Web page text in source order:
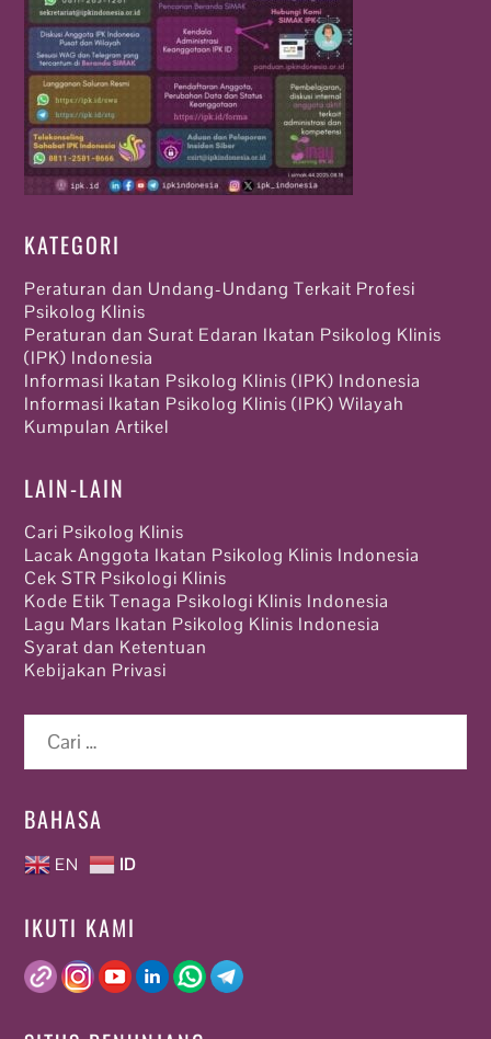
KATEGORI
Peraturan dan Undang-Undang Terkait Profesi
Psikolog Klinis
Peraturan dan Surat Edaran Ikatan Psikolog Klinis
(IPK) Indonesia
Informasi Ikatan Psikolog Klinis (IPK) Indonesia
Informasi Ikatan Psikolog Klinis (IPK) Wilayah
Kumpulan Artikel
LAIN-LAIN
Cari Psikolog Klinis
Lacak Anggota Ikatan Psikolog Klinis Indonesia
Cek STR Psikologi Klinis
Kode Etik Tenaga Psikologi Klinis Indonesia
Lagu Mars Ikatan Psikolog Klinis Indonesia
Syarat dan Ketentuan
Kebijakan Privasi
untuk:
BAHASA
EN ID
IKUTI KAMI